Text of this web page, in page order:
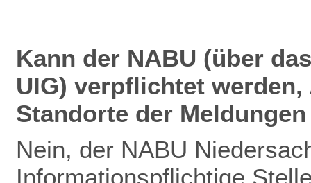
Kann der NABU (über
UIG) verpflichtet
Standorte der
Nein, der NABU
Informationspflichtige